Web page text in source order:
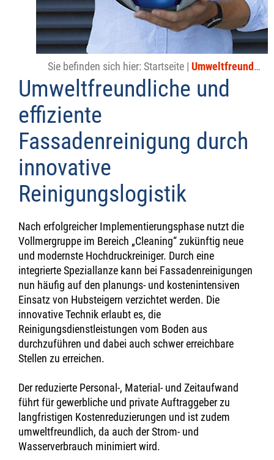
Sie befinden sich hier: Startseite | Umweltfreundliche und effiziente Fassadenreinigung durch innovative Reinigungslogistik
Umweltfreundliche und
effiziente
Fassadenreinigung durch
innovative
Reinigungslogistik
Nach erfolgreicher Implementierungsphase nutzt die
Vollmergruppe im Bereich „Cleaning“ zukünftig neue
und modernste Hochdruckreiniger. Durch eine
integrierte Speziallanze kann bei Fassadenreinigungen
nun häufig auf den planungs- und kostenintensiven
Einsatz von Hubsteigern verzichtet werden. Die
innovative Technik erlaubt es, die
Reinigungsdienstleistungen vom Boden aus
durchzuführen und dabei auch schwer erreichbare
Stellen zu erreichen.
Der reduzierte Personal-, Material- und Zeitaufwand
führt für gewerbliche und private Auftraggeber zu
langfristigen Kostenreduzierungen und ist zudem
umweltfreundlich, da auch der Strom- und
Wasserverbrauch minimiert wird.